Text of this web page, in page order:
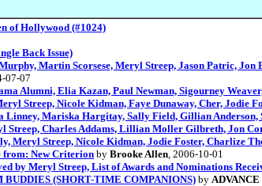
of Hollywood (#1024)
Back Issue)
Martin Scorsese, Meryl Streep, Jason Patric, Jon
07-07
Alumni, Elia Kazan, Paul Newman, Sigourney
Streep, Nicole Kidman, Faye Dunaway, Cher, Jodie
Linney, Mariska Hargitay, Sally Field, Gillian
Charles Addams, Lillian Moller Gilbreth, Jon
Meryl Streep, Nicole Kidman, Jodie Foster, Charlize
from: New Criterion by Brooke Allen, 2006-10-01
by Meryl Streep, List of Awards and Nominations
(SHORT-TIME COMPANIONS) by